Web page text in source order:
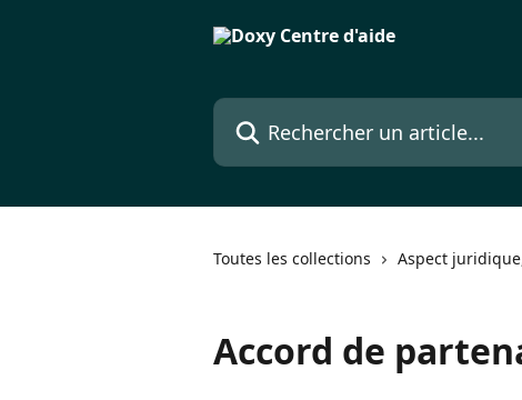
Rechercher un article...
Toutes les collections Aspect
Accord de